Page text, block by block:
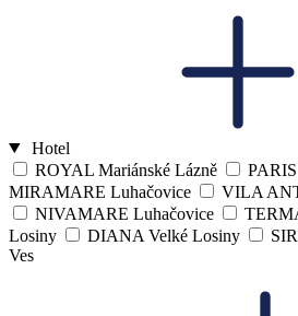
Hotel
ROYAL Mariánské Lázně
MIRAMARE Luhačovice
VILA
NIVAMARE Luhačovice
Losiny
DIANA Velké Losiny
Ves